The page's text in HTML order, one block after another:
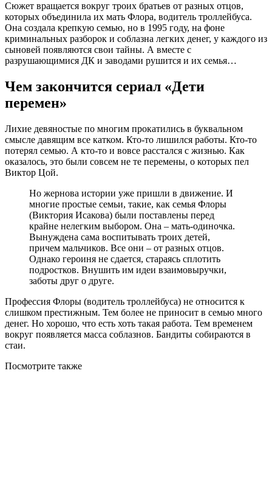
Сюжет вращается вокруг троих братьев от разных отцов,
которых объединила их мать Флора, водитель троллейбуса.
Она создала крепкую семью, но в 1995 году, на фоне
криминальных разборок и соблазна легких денег, у каждого из
сыновей появляются свои тайны. А вместе с
разрушающимися ДК и заводами рушится и их семья…
Чем закончится сериал «Дети
перемен»
Лихие девяностые по многим прокатились в буквальном
смысле давящим все катком. Кто-то лишился работы. Кто-то
потерял семью. А кто-то и вовсе расстался с жизнью. Как
оказалось, это были совсем не те перемены, о которых пел
Виктор Цой.
Но жернова истории уже пришли в движение. И
многие простые семьи, такие, как семья Флоры
(Виктория Исакова) были поставлены перед
крайне нелегким выбором. Она – мать-одиночка.
Вынуждена сама воспитывать троих детей,
причем мальчиков. Все они – от разных отцов.
Однако героиня не сдается, стараясь сплотить
подростков. Внушить им идеи взаимовыручки,
заботы друг о друге.
Профессия Флоры (водитель троллейбуса) не относится к
слишком престижным. Тем более не приносит в семью много
денег. Но хорошо, что есть хоть такая работа. Тем временем
вокруг появляется масса соблазнов. Бандиты собираются в
стаи.
Посмотрите также